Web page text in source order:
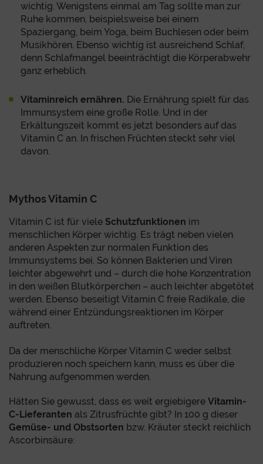
wichtig. Wenigstens einmal am Tag sollte man zur
Ruhe kommen, beispielsweise bei einem
Spaziergang, beim Yoga, beim Buchlesen oder beim
Musikhören. Ebenso wichtig ist ausreichend Schlaf,
denn Schlafmangel beeinträchtigt die Körperabwehr
ganz erheblich.
Vitaminreich ernähren. Die Ernährung spielt für das
Immunsystem eine große Rolle. Und in der
Erkältungszeit kommt es jetzt besonders auf das
Vitamin C an. In frischen Früchten steckt sehr viel
davon.
Mythos Vitamin C
Vitamin C ist für viele Schutzfunktionen im
menschlichen Körper wichtig. Es trägt neben vielen
anderen Aspekten zur normalen Funktion des
Immunsystems bei. So können Bakterien und Viren
leichter abgewehrt und – durch die hohe Konzentration
in den weißen Blutkörperchen – auch leichter abgetötet
werden. Ebenso beseitigt Vitamin C freie Radikale, die
während einer Entzündungsreaktionen im Körper
auftreten.
Da der menschliche Körper Vitamin C weder selbst
produzieren noch speichern kann, muss es über die
Nahrung aufgenommen werden.
Hätten Sie gewusst, dass es weit ergiebigere Vitamin-
C-Lieferanten als Zitrusfrüchte gibt? In 100 g dieser
Gemüse- und Obstsorten bzw. Kräuter steckt reichlich
Ascorbinsäure: